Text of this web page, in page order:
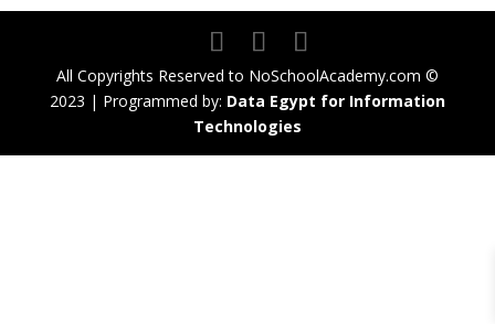
All Copyrights Reserved to NoSchoolAcademy.com ©
2023 | Programmed by: Data Egypt for Information
Technologies